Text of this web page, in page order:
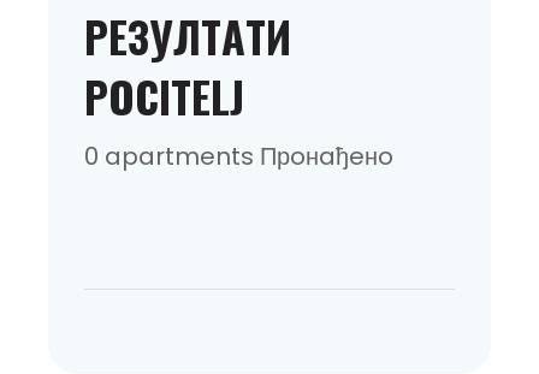
РEЗУЛТAТИ
POCITELJ
0 apartments Прoнaђeнo